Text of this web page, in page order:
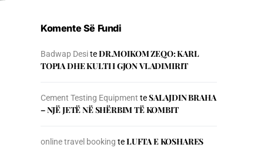
Komente Së Fundi
Badwap DesiteDR.MOIKOM ZEQO: KARL
TOPIA DHE KULTI I GJON VLADIMIRIT
Cement Testing Equipment teSALAJDIN BRAHA
– NJЁ JETЁ NЁ SHЁRBIM TЁ KOMBIT
online travel booking teLUFTA E KOSHARES